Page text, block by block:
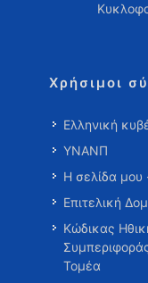
Χρήσιμοι
Ελληνική
ΥΝΑΝΠ
Η σελίδα μου
Επιτελική
Κώδικας
Τομέα